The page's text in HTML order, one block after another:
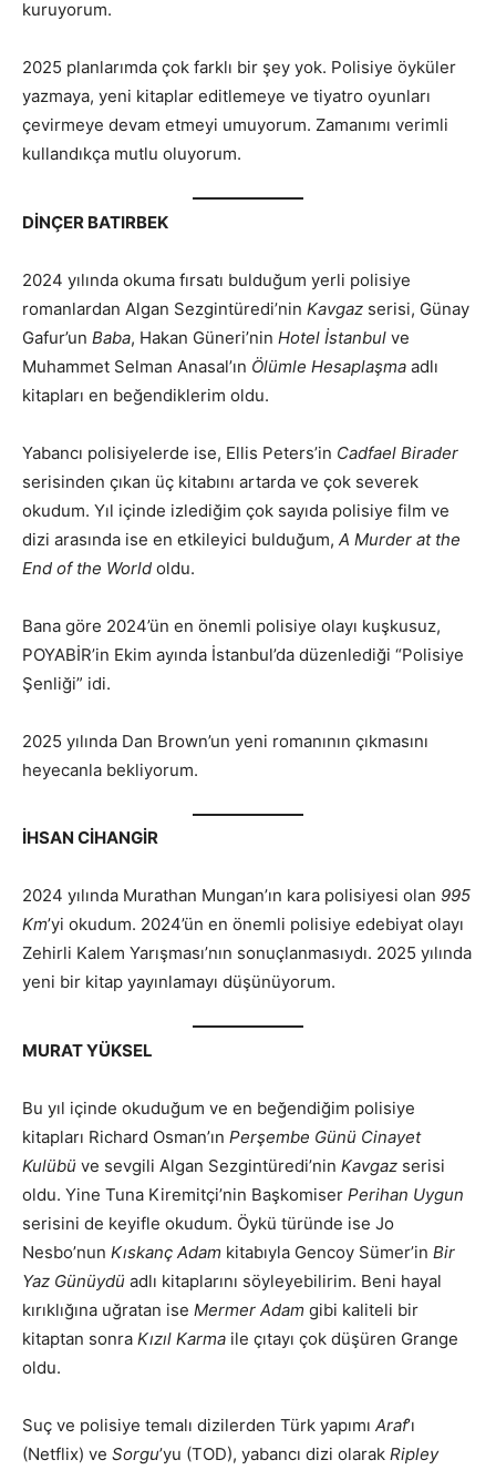
kuruyorum.
2025 planlarımda çok farklı bir şey yok. Polisiye öyküler
yazmaya, yeni kitaplar editlemeye ve tiyatro oyunları
çevirmeye devam etmeyi umuyorum. Zamanımı verimli
kullandıkça mutlu oluyorum.
DİNÇER BATIRBEK
2024 yılında okuma fırsatı bulduğum yerli polisiye
romanlardan Algan Sezgintüredi’nin Kavgaz serisi, Günay
Gafur’un Baba, Hakan Güneri’nin Hotel İstanbul ve
Muhammet Selman Anasal’ın Ölümle Hesaplaşma adlı
kitapları en beğendiklerim oldu.
Yabancı polisiyelerde ise, Ellis Peters’in Cadfael Birader
serisinden çıkan üç kitabını artarda ve çok severek
okudum. Yıl içinde izlediğim çok sayıda polisiye film ve
dizi arasında ise en etkileyici bulduğum, A Murder at the
End of the World oldu.
Bana göre 2024’ün en önemli polisiye olayı kuşkusuz,
POYABİR’in Ekim ayında İstanbul’da düzenlediği “Polisiye
Şenliği” idi.
2025 yılında Dan Brown’un yeni romanının çıkmasını
heyecanla bekliyorum.
İHSAN CİHANGİR
2024 yılında Murathan Mungan’ın kara polisiyesi olan 995
Km’yi okudum. 2024’ün en önemli polisiye edebiyat olayı
Zehirli Kalem Yarışması’nın sonuçlanmasıydı. 2025 yılında
yeni bir kitap yayınlamayı düşünüyorum.
MURAT YÜKSEL
Bu yıl içinde okuduğum ve en beğendiğim polisiye
kitapları Richard Osman’ın Perşembe Günü Cinayet
Kulübü ve sevgili Algan Sezgintüredi’nin Kavgaz serisi
oldu. Yine Tuna Kiremitçi’nin Başkomiser Perihan Uygun
serisini de keyifle okudum. Öykü türünde ise Jo
Nesbo’nun Kıskanç Adam kitabıyla Gencoy Sümer’in Bir
Yaz Günüydü adlı kitaplarını söyleyebilirim. Beni hayal
kırıklığına uğratan ise Mermer Adam gibi kaliteli bir
kitaptan sonra Kızıl Karma ile çıtayı çok düşüren Grange
oldu.
Suç ve polisiye temalı dizilerden Türk yapımı Araf’ı
(Netflix) ve Sorgu’yu (TOD), yabancı dizi olarak Ripley